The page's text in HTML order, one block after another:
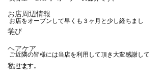
お店周辺情報
学び
ヘアケア
私ごと
お店をオープンして早くも３ヶ月と少し経ちまし
た。
ご近隣の皆様には当店を利用して頂き大変感謝して
おります。